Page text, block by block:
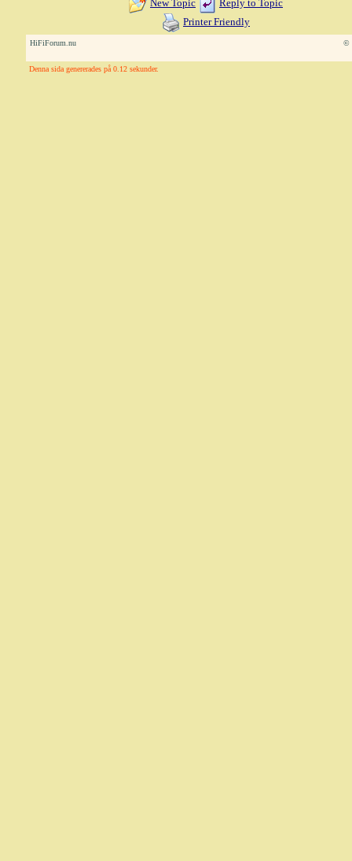
New Topic
Reply to Topic
Printer Friendly
HiFiForum.nu ©
Denna sida genererades på 0.12 sekunder.